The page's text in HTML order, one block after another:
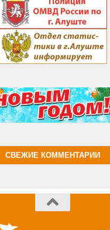
СВЕЖИЕ КОММЕНТАРИИ